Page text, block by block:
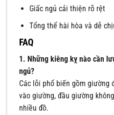
Giấc ngủ cải thiện rõ rệt
Tổng thể hài hòa và dễ
FAQ
1. Những kiêng kỵ nào cần
ngủ?
Các lỗi phổ biến gồm giường
vào giường, đầu giường
nhiều đồ.